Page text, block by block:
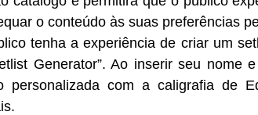
o conteúdo às suas preferências
tenha a experiência de criar um
Generator”. Ao inserir seu nome
personalizada com a caligrafia de